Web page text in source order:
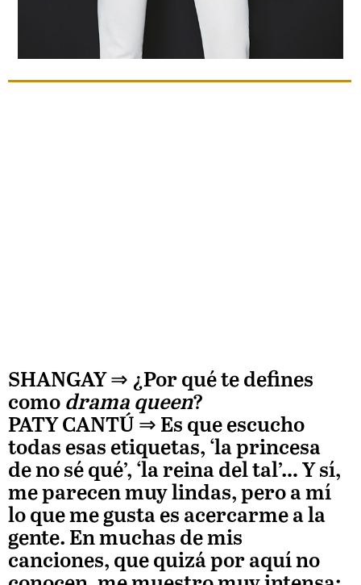
SHANGAY ⇒ ¿Por qué te defines
como drama queen?
PATY CANTÚ ⇒ Es que escucho
todas esas etiquetas, ‘la princesa
de no sé qué’, ‘la reina del tal’… Y sí,
me parecen muy lindas, pero a mí
lo que me gusta es acercarme a la
gente. En muchas de mis
canciones, que quizá por aquí no